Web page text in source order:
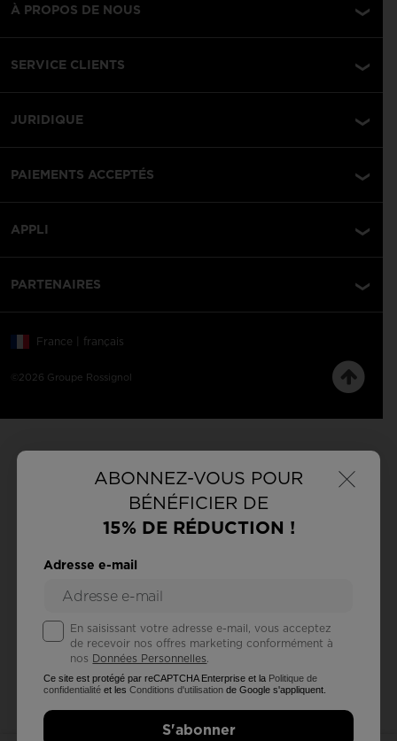
×
ABONNEZ-VOUS POUR
BÉNÉFICIER DE
15% DE RÉDUCTION !
Adresse e-mail
En saisissant votre adresse e-mail, vous acceptez
de recevoir nos offres marketing conformément à
nos Données Personnelles.
Ce site est protégé par reCAPTCHA Enterprise et la Politique de
confidentialité et lesConditions d'utilisation de Google s'appliquent.
S'abonner
À PROPOS DE NOUS
SERVICE CLIENTS
JURIDIQUE
PAIEMENTS ACCEPTÉS
APPLI
PARTENAIRES
©2026 Groupe Rossignol
France | français